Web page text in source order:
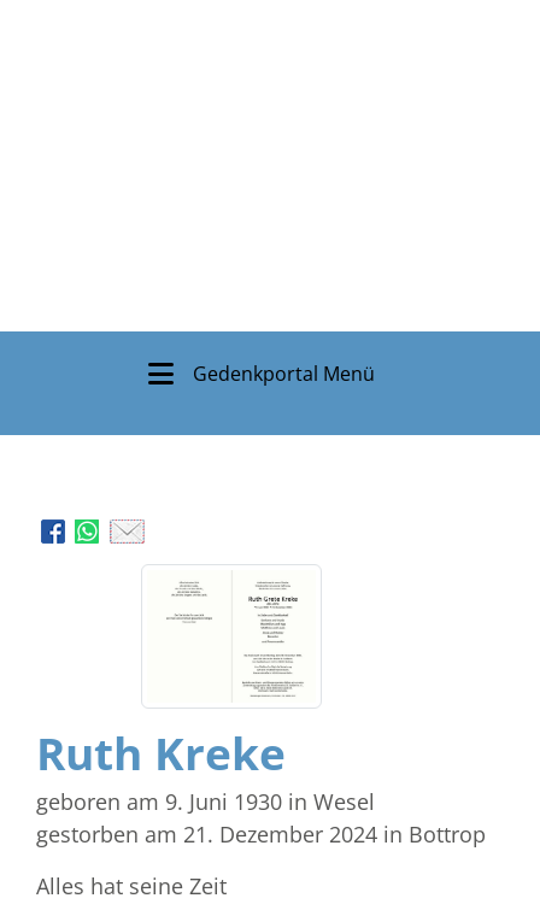
Gedenkportal Menü
Ruth Kreke
geboren am 9. Juni 1930 in Wesel
gestorben am 21. Dezember 2024 in Bottrop
Alles hat seine Zeit